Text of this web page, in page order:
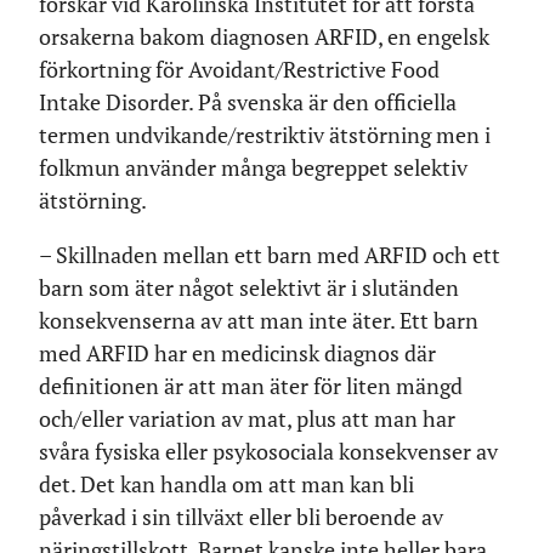
orsakerna bakom diagnosen ARFID, en engelsk
förkortning för Avoidant/Restrictive Food
Intake Disorder. På svenska är den officiella
termen undvikande/restriktiv ätstörning men i
folkmun använder många begreppet selektiv
ätstörning.
– Skillnaden mellan ett barn med ARFID och ett
barn som äter något selektivt är i slutänden
konsekvenserna av att man inte äter. Ett barn
med ARFID har en medicinsk diagnos där
definitionen är att man äter för liten mängd
och/eller variation av mat, plus att man har
svåra fysiska eller psykosociala konsekvenser av
det. Det kan handla om att man kan bli
påverkad i sin tillväxt eller bli beroende av